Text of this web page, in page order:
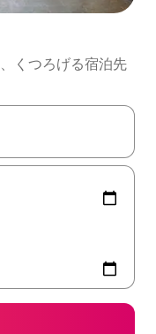
くつろげる宿泊先
ーを使って移動するか